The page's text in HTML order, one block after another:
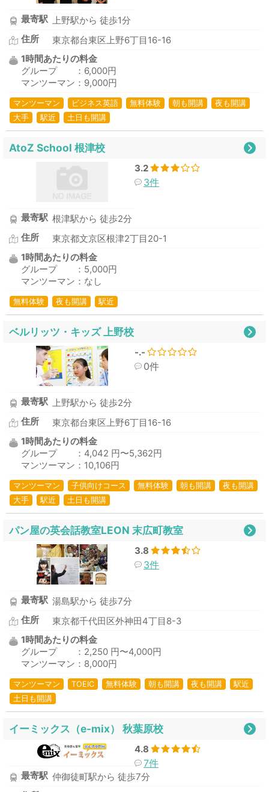
最寄駅 上野駅から 徒歩1分
住所
東京都台東区上野6丁目16-16
1時間あたりの料金
グループ ：6,000円
マンツーマン：9,000円
マンツーマン ビジネス英語 無料体験 朝も開講
夜も開講
大手
駅近 土日も開講
AtoZ School 根津校
3.2
3件
最寄駅 根津駅から 徒歩2分
住所
東京都文京区根津2丁目20-1
1時間あたりの料金
グループ ：5,000円
マンツーマン：なし
無料体験 夜も開講 駅近
ベルリッツ・キッズ 上野校
-.-
0件
最寄駅 上野駅から 徒歩2分
住所
東京都台東区上野6丁目16-16
1時間あたりの料金
グループ ：4,042 円〜5,362円
マンツーマン：10,106円
マンツーマン 子供向けコース 無料体験 朝も開講
夜も開講
大手
駅近 土日も開講
パン屋の英会話教室LEON 末広町教室
3.8
3件
最寄駅 湯島駅から 徒歩7分
住所
東京都千代田区外神田4丁目8-3
1時間あたりの料金
グループ ：2,250 円〜4,000円
マンツーマン：8,000円
マンツーマン TOEIC 無料体験 朝も開講 夜も開講
駅近
土日も開講
イーミックス（e-mix） 秋葉原校
4.8
7件
最寄駅 仲御徒町駅から 徒歩7分